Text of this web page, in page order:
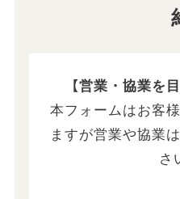
【営業・協業を
本フォームはお客
ますが営業や協業は
さ